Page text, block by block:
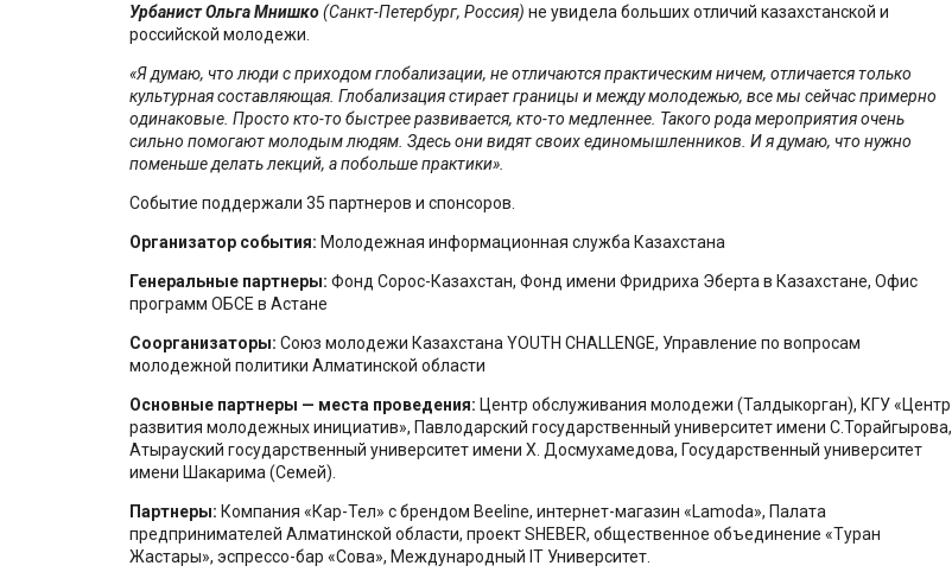
Урбанист Ольга Мнишко(Санкт-Петербург, Россия) не увидела больших отличий казахстанской и
российской молодежи.
«Я думаю, что люди с приходом глобализации, не отличаются практическим ничем, отличается только
культурная составляющая. Глобализация стирает границы и между молодежью, все мы сейчас примерно
одинаковые. Просто кто-то быстрее развивается, кто-то медленнее. Такого рода мероприятия очень
сильно помогают молодым людям. Здесь они видят своих единомышленников. И я думаю, что нужно
поменьше делать лекций, а побольше практики».
Событие поддержали 35 партнеров и спонсоров.
Организатор события: Молодежная информационная служба Казахстана
Генеральные партнеры: Фонд Сорос-Казахстан, Фонд имени Фридриха Эберта в Казахстане, Офис
программ ОБСЕ в Астане
Соорганизаторы: Союз молодежи Казахстана YOUTH CHALLENGE, Управление по вопросам
молодежной политики Алматинской области
Основные партнеры — места проведения: Центр обслуживания молодежи (Талдыкорган), КГУ «Центр
развития молодежных инициатив», Павлодарский государственный университет имени С.Торайгырова,
Атырауский государственный университет имени Х. Досмухамедова, Государственный университет
имени Шакарима (Семей).
Партнеры: Компания «Кар-Тел» с брендом Beeline, интернет-магазин «Lamoda», Палата
предпринимателей Алматинской области, проект SHEBER, общественное объединение «Туран
Жастары», эспрессо-бар «Сова», Международный IT Университет.